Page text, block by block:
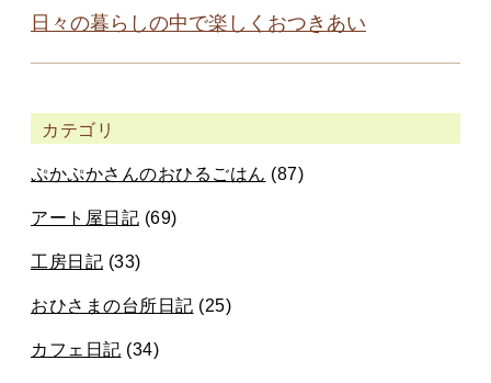
日々の暮らしの中で楽しくおつきあい
カテゴリ
ぷかぷかさんのおひるごはん (87)
アート屋日記 (69)
工房日記 (33)
おひさまの台所日記 (25)
カフェ日記 (34)